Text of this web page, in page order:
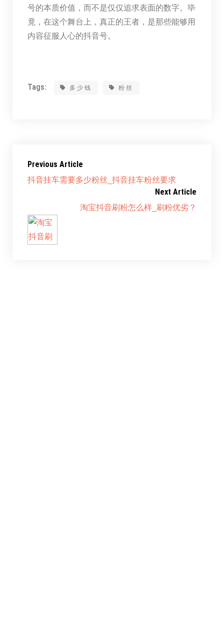
号的本质价值，而不是仅仅追求表面的数字。毕
竟，在这个舞台上，真正的王者，是那些能够用
内容征服人心的抖音号。
Tags: 多少钱 粉丝
Previous Article
抖音挂车需要多少粉丝_抖音挂车粉丝要求
Next Article
淘宝抖音刷粉怎么样_刷粉优劣？